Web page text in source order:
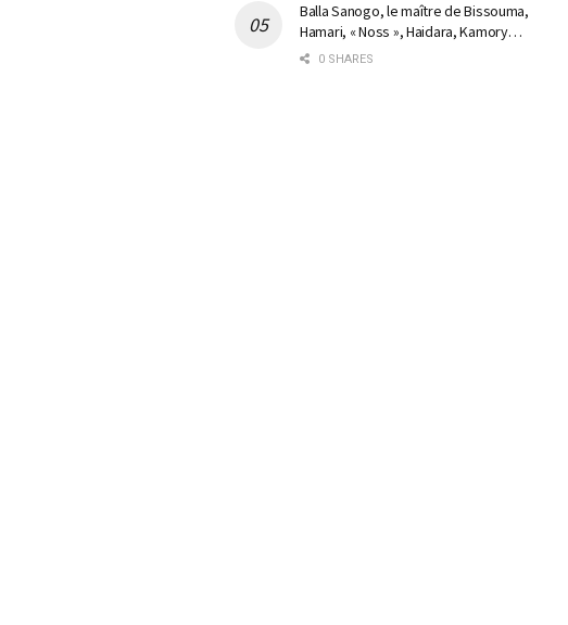
Balla Sanogo, le maître de Bissouma,
Hamari, « Noss », Haidara, Kamory…
0 SHARES